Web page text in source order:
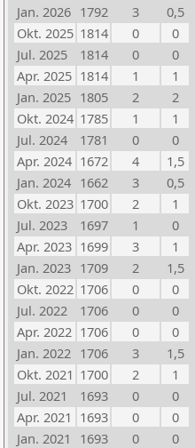
Jan. 2026 1792 3
0,5
Okt. 2025 1814 0
0
Jul. 2025
1814 0
0
Apr. 2025 1814 1
1
Jan. 2025 1805 2
2
Okt. 2024 1785 1
1
Jul. 2024
1781 0
0
Apr. 2024 1672 4
1,5
Jan. 2024 1662 3
0,5
Okt. 2023 1700 2
1
Jul. 2023
1697 1
0
Apr. 2023 1699 3
1
Jan. 2023 1709 2
1,5
Okt. 2022 1706 0
0
Jul. 2022
1706 0
0
Apr. 2022 1706 0
0
Jan. 2022 1706 3
1,5
Okt. 2021 1700 2
1
Jul. 2021
1693 0
0
Apr. 2021 1693 0
0
Jan. 2021
1693 0
0